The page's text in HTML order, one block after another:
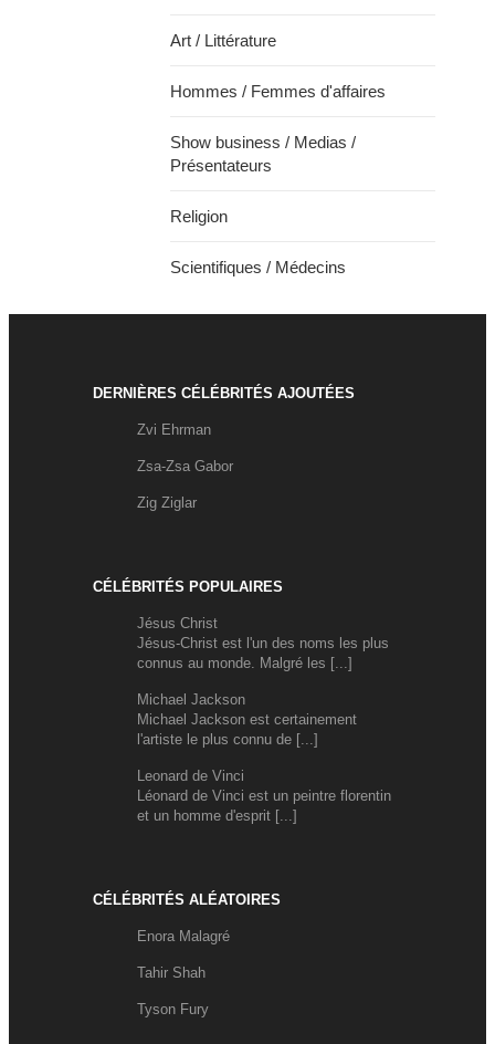
Art / Littérature
Hommes / Femmes d'affaires
Show business / Medias /
Présentateurs
Religion
Scientifiques / Médecins
DERNIÈRES CÉLÉBRITÉS AJOUTÉES
Zvi Ehrman
Zsa-Zsa Gabor
Zig Ziglar
CÉLÉBRITÉS POPULAIRES
Jésus Christ
Jésus-Christ est l'un des noms les plus
connus au monde. Malgré les [...]
Michael Jackson
Michael Jackson est certainement
l'artiste le plus connu de [...]
Leonard de Vinci
Léonard de Vinci est un peintre florentin
et un homme d'esprit [...]
CÉLÉBRITÉS ALÉATOIRES
Enora Malagré
Tahir Shah
Tyson Fury